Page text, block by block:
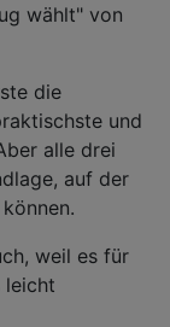
wählt" von
die
und
alle drei
auf der
weil es für
leicht